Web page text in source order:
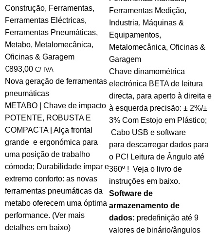
Construção, Ferramentas,
Ferramentas Eléctricas,
Ferramentas Pneumáticas,
Metabo, Metalomecânica,
Oficinas & Garagem
€893,00 C/ IVA
Nova geração de ferramentas
pneumáticas
METABO | Chave de impacto
POTENTE, ROBUSTA E
COMPACTA | Alça frontal
grande e ergonómica para
uma posição de trabalho
cómoda; Durabilidade ímpar e
extremo conforto: as novas
ferramentas pneumáticas da
metabo oferecem uma óptima
performance. (Ver mais
detalhes em baixo)
Ferramentas Medição,
Industria, Máquinas &
Equipamentos,
Metalomecânica, Oficinas &
Garagem
Chave dinamométrica
electrónica BETA de leitura
directa, para aperto à direita e
à esquerda precisão: ± 2%/±
3% Com Estojo em Plástico;
Cabo USB e software
para descarregar dados para
o PC! Leitura de Ângulo até
360º ! Veja o livro de
instruções em baixo.
Software de
armazenamento de
dados: predefinição até 9
valores de binário/ângulos